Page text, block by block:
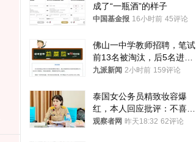
成了“一瓶酒”的样子
中国基金报 16小时前 45评论
佛山一中学教师招聘，笔试
前13名被淘汰，后5名进体
检，被疑萝卜岗，官方通
九派新闻 2小时前 159评论
泰国女公务员精致妆容爆
红，本人回应批评：不喜欢
就别看
观察者网 昨天18:32 62评论